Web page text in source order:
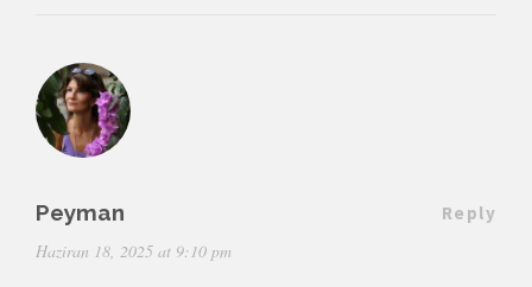
Peyman
Haziran 18, 2025 at 9:10 pm
Reply